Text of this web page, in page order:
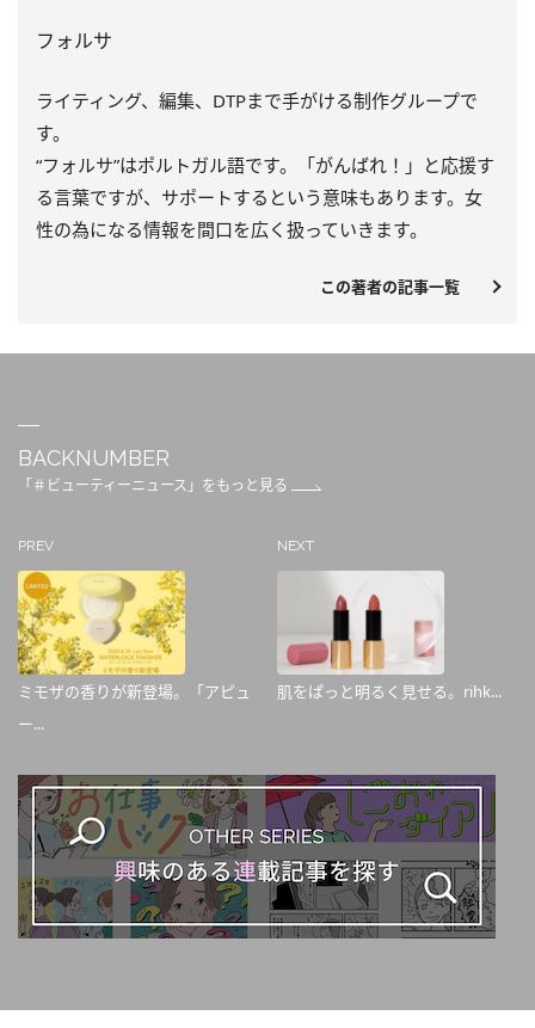
フォルサ
ライティング、編集、DTPまで手がける制作グループで
す。
“フォルサ”はポルトガル語です。「がんばれ！」と応援す
る言葉ですが、サポートするという意味もあります。女
性の為になる情報を間口を広く扱っていきます。
この著者の記事一覧
BACKNUMBER
「＃ビューティーニュース」をもっと見る
PREV
ミモザの香りが新登場。「アピュ
ー...
NEXT
肌をぱっと明るく見せる。rihk...